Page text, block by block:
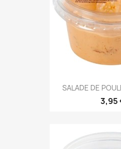
SALADE DE
3,95